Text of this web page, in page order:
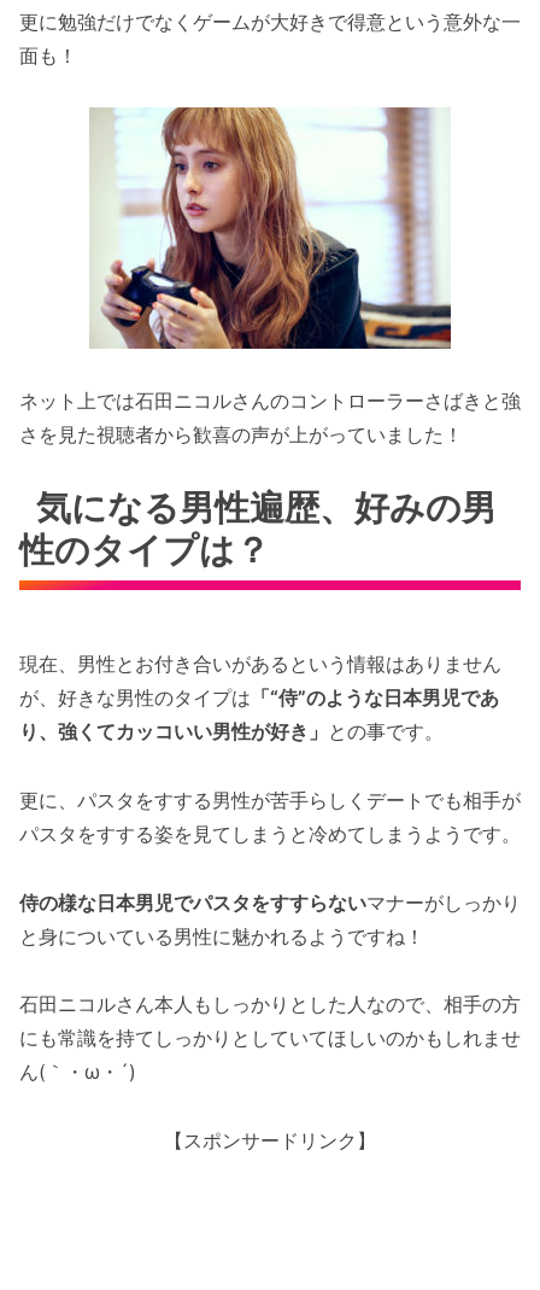
更に勉強だけでなくゲームが大好きで得意という意外な一
面も！
ネット上では石田ニコルさんのコントローラーさばきと強
さを見た視聴者から歓喜の声が上がっていました！
気になる男性遍歴、好みの男
性のタイプは？
現在、男性とお付き合いがあるという情報はありません
が、好きな男性のタイプは 「“侍”のような日本男児であ
り、強くてカッコいい男性が好き」 との事です。
更に、パスタをすする男性が苦手らしくデートでも相手が
パスタをすする姿を見てしまうと冷めてしまうようです。
侍の様な日本男児でパスタをすすらないマナーがしっかり
と身についている男性に魅かれるようですね！
石田ニコルさん本人もしっかりとした人なので、相手の方
にも常識を持てしっかりとしていてほしいのかもしれませ
ん(｀・ω・´)
【スポンサードリンク】